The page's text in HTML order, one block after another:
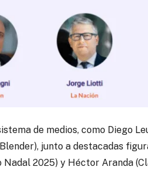
de medios, como Diego
junto a destacadas
Nadal 2025) y Héctor Aranda